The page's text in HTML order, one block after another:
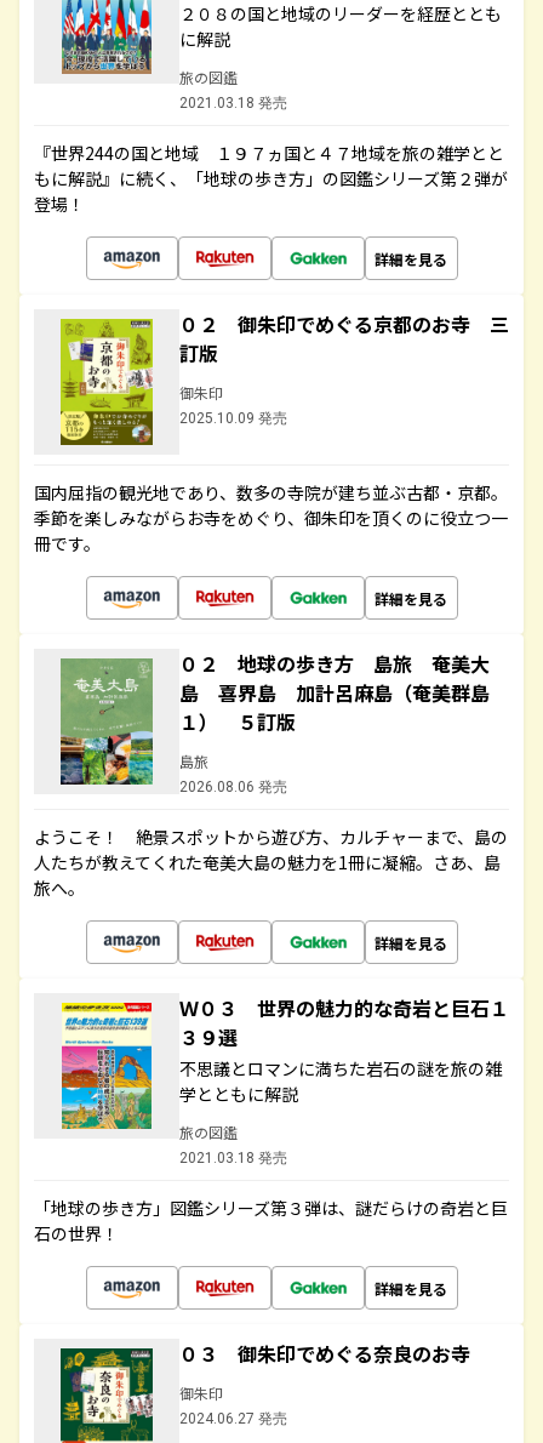
２０８の国と地域のリーダーを経歴ととも
に解説
旅の図鑑
2021.03.18 発売
『世界244の国と地域 １９７ヵ国と４７地域を旅の雑学とと
もに解説』に続く、「地球の歩き方」の図鑑シリーズ第２弾が
登場！
詳細を見る
０２ 御朱印でめぐる京都のお寺 三
訂版
御朱印
2025.10.09 発売
国内屈指の観光地であり、数多の寺院が建ち並ぶ古都・京都。
季節を楽しみながらお寺をめぐり、御朱印を頂くのに役立つ一
冊です。
詳細を見る
０２ 地球の歩き方 島旅 奄美大
島 喜界島 加計呂麻島（奄美群島
１） ５訂版
島旅
2026.08.06 発売
ようこそ！ 絶景スポットから遊び方、カルチャーまで、島の
人たちが教えてくれた奄美大島の魅力を1冊に凝縮。さあ、島
旅へ。
詳細を見る
Ｗ０３ 世界の魅力的な奇岩と巨石１
３９選
不思議とロマンに満ちた岩石の謎を旅の雑
学とともに解説
旅の図鑑
2021.03.18 発売
「地球の歩き方」図鑑シリーズ第３弾は、謎だらけの奇岩と巨
石の世界！
詳細を見る
０３ 御朱印でめぐる奈良のお寺
御朱印
2024.06.27 発売